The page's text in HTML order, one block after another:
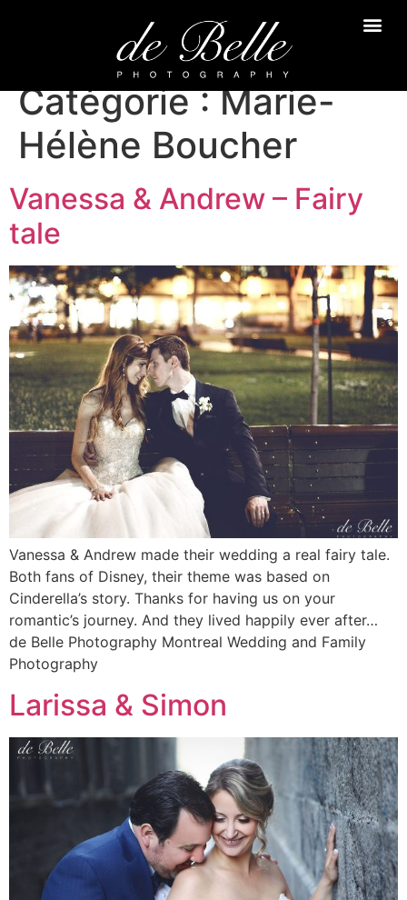
Catégorie :Marie-
Hélène Boucher
Vanessa & Andrew – Fairy
tale
Vanessa & Andrew made their wedding a real fairy tale.
Both fans of Disney, their theme was based on
Cinderella’s story. Thanks for having us on your
romantic’s journey. And they lived happily ever after…
de Belle Photography Montreal Wedding and Family
Photography
Larissa & Simon